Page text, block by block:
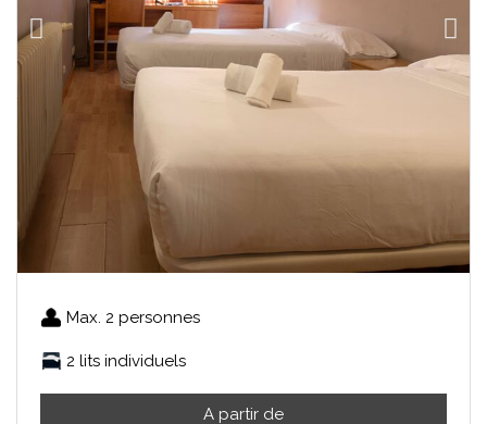
Max. 2 personnes
2 lits individuels
A partir de